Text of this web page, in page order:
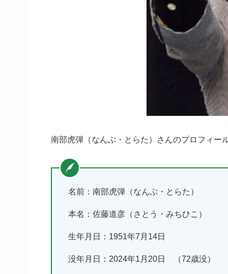
南部虎弾（なんぶ・とらた）さんのプロフィー
名前：南部虎弾（なんぶ・とらた）
本名：佐藤道彦（さとう・みちひこ）
生年月日：1951年7月14日
没年月日：2024年1月20日 （72歳没）